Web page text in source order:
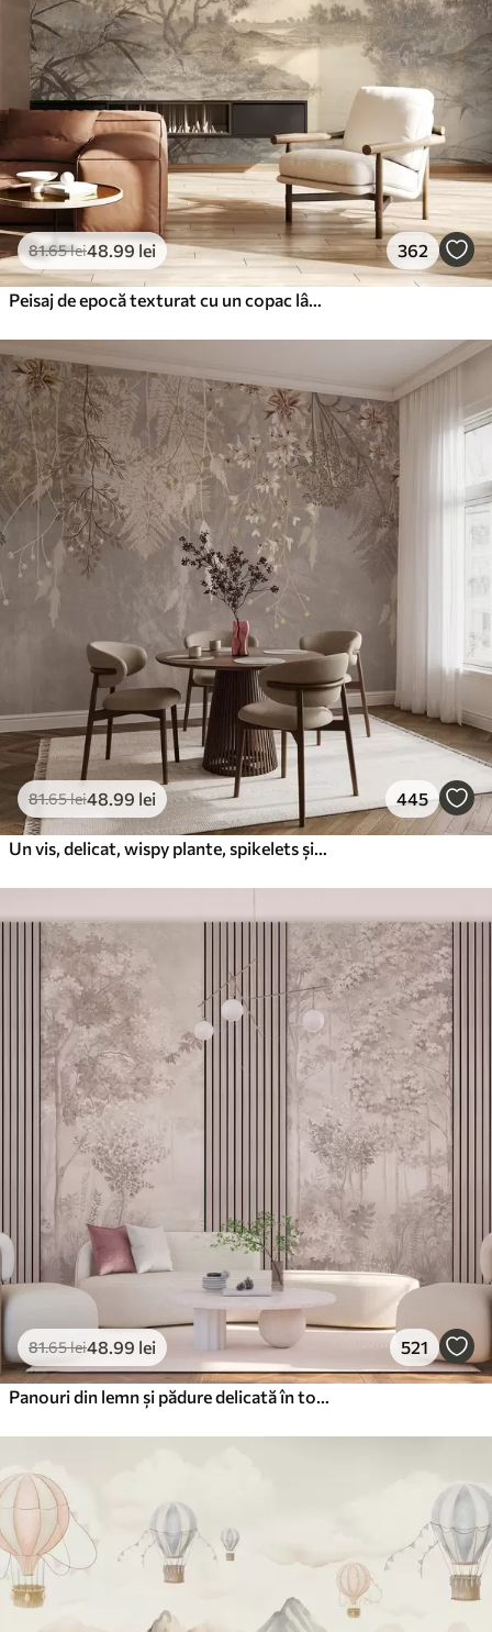
81.65lei48.99 lei 362
Peisaj de epocă texturat cu un copac lângă râu și un cer înnorat, arta naturii în tonuri sepia
81.65lei48.99 lei 445
Un vis, delicat, wispy plante, spikelets și flori în culori pastelate maro pe un fundal cețos, texturat
81.65lei48.99 lei 521
Panouri din lemn și pădure delicată în tonuri roz